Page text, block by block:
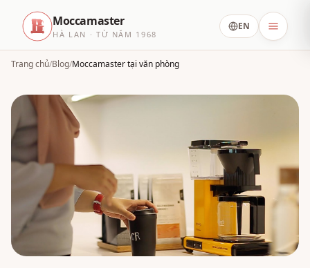
Moccamaster
HÀ LAN · TỪ NĂM 1968
EN
Trang chủ/Blog/Moccamaster tại văn phòng